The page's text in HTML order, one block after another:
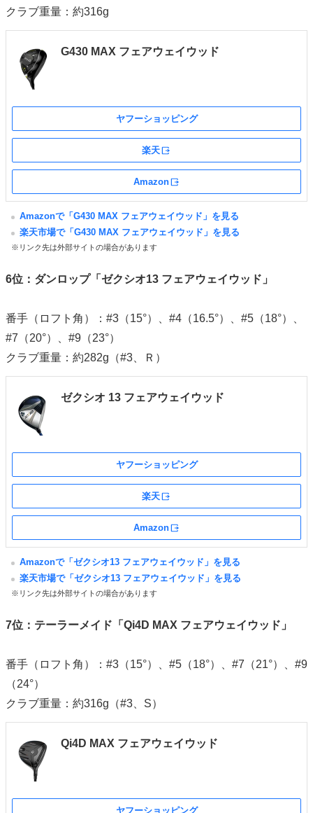
クラブ重量：約316g
G430 MAX フェアウェイウッド
ヤフーショッピング
楽天
Amazon
Amazonで「G430 MAX フェアウェイウッド」を見る
楽天市場で「G430 MAX フェアウェイウッド」を見る
※リンク先は外部サイトの場合があります
6位：ダンロップ「ゼクシオ13 フェアウェイウッド」
番手（ロフト角）：#3（15°）、#4（16.5°）、#5（18°）、
#7（20°）、#9（23°）
クラブ重量：約282g（#3、Ｒ）
ゼクシオ 13 フェアウェイウッド
ヤフーショッピング
楽天
Amazon
Amazonで「ゼクシオ13 フェアウェイウッド」を見る
楽天市場で「ゼクシオ13 フェアウェイウッド」を見る
※リンク先は外部サイトの場合があります
7位：テーラーメイド「Qi4D MAX フェアウェイウッド」
番手（ロフト角）：#3（15°）、#5（18°）、#7（21°）、#9
（24°）
クラブ重量：約316g（#3、S）
Qi4D MAX フェアウェイウッド
ヤフーショッピング